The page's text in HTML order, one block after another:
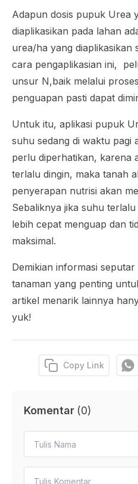
Adapun dosis pupuk Urea
diaplikasikan pada lahan
urea/ha yang diaplikasikan
cara pengaplikasian ini,
unsur N,baik melalui
penguapan pasti dapat
Untuk itu, aplikasi pupuk
suhu sedang di waktu pagi
perlu diperhatikan, karena
terlalu dingin, maka tanah
penyerapan nutrisi akan
Sebaliknya jika suhu
lebih cepat menguap dan
maksimal.
Demikian informasi
tanaman yang penting
artikel menarik lainnya
yuk!
Copy Link
Komentar (0)